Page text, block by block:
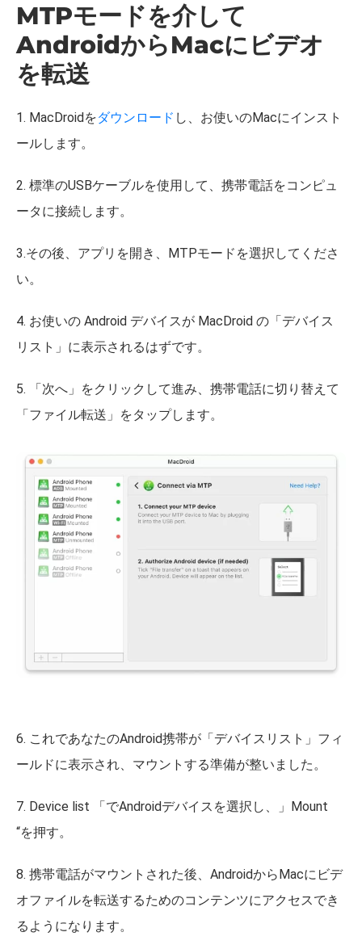
MTPモードを介して
AndroidからMacにビデオ
を転送
1. MacDroidをダウンロード し、お使いのMacにインスト
ールします。
2. 標準のUSBケーブルを使用して、携帯電話をコンピュ
ータに接続します。
3.その後、アプリを開き、MTPモードを選択してくださ
い。
4. お使いの Android デバイスが MacDroid の「デバイス
リスト」に表示されるはずです。
5. 「次へ」をクリックして進み、携帯電話に切り替えて
「ファイル転送」をタップします。
6. これであなたのAndroid携帯が「デバイスリスト」フィ
ールドに表示され、マウントする準備が整いました。
7. Device list 「でAndroidデバイスを選択し、」Mount
“を押す。
8. 携帯電話がマウントされた後、AndroidからMacにビデ
オファイルを転送するためのコンテンツにアクセスでき
るようになります。